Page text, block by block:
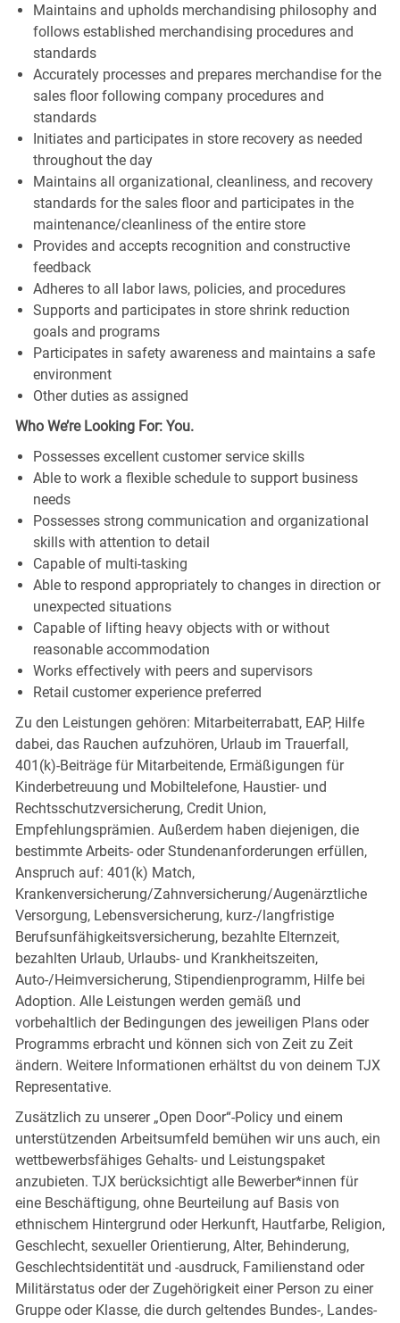
Maintains and upholds merchandising philosophy and
follows established merchandising procedures and
standards
Accurately processes and prepares merchandise for the
sales floor following company procedures and
standards
Initiates and participates in store recovery as needed
throughout the day
Maintains all organizational, cleanliness, and recovery
standards for the sales floor and participates in the
maintenance/cleanliness of the entire store
Provides and accepts recognition and constructive
feedback
Adheres to all labor laws, policies, and procedures
Supports and participates in store shrink reduction
goals and programs
Participates in safety awareness and maintains a safe
environment
Other duties as assigned
Who We’re Looking For: You.
Possesses excellent customer service skills
Able to work a flexible schedule to support business
needs
Possesses strong communication and organizational
skills with attention to detail
Capable of multi-tasking
Able to respond appropriately to changes in direction or
unexpected situations
Capable of lifting heavy objects with or without
reasonable accommodation
Works effectively with peers and supervisors
Retail customer experience preferred
Zu den Leistungen gehören: Mitarbeiterrabatt, EAP, Hilfe
dabei, das Rauchen aufzuhören, Urlaub im Trauerfall,
401(k)-Beiträge für Mitarbeitende, Ermäßigungen für
Kinderbetreuung und Mobiltelefone, Haustier- und
Rechtsschutzversicherung, Credit Union,
Empfehlungsprämien. Außerdem haben diejenigen, die
bestimmte Arbeits- oder Stundenanforderungen erfüllen,
Anspruch auf: 401(k) Match,
Krankenversicherung/Zahnversicherung/Augenärztliche
Versorgung, Lebensversicherung, kurz-/langfristige
Berufsunfähigkeitsversicherung, bezahlte Elternzeit,
bezahlten Urlaub, Urlaubs- und Krankheitszeiten,
Auto-/Heimversicherung, Stipendienprogramm, Hilfe bei
Adoption. Alle Leistungen werden gemäß und
vorbehaltlich der Bedingungen des jeweiligen Plans oder
Programms erbracht und können sich von Zeit zu Zeit
ändern. Weitere Informationen erhältst du von deinem TJX
Representative.
Zusätzlich zu unserer „Open Door“-Policy und einem
unterstützenden Arbeitsumfeld bemühen wir uns auch, ein
wettbewerbsfähiges Gehalts- und Leistungspaket
anzubieten. TJX berücksichtigt alle Bewerber*innen für
eine Beschäftigung, ohne Beurteilung auf Basis von
ethnischem Hintergrund oder Herkunft, Hautfarbe, Religion,
Geschlecht, sexueller Orientierung, Alter, Behinderung,
Geschlechtsidentität und -ausdruck, Familienstand oder
Militärstatus oder der Zugehörigkeit einer Person zu einer
Gruppe oder Klasse, die durch geltendes Bundes-, Landes-